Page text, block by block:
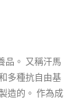
品。 又稱汗馬
多種抗自由基
造的。 作為成